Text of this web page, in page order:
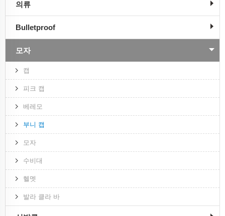
의류
Bulletproof
모자
캡
피크 캡
베레모
부니 캡
모자
수비대
헬멧
발라 클라 바